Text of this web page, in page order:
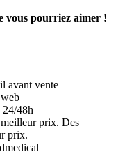
vous pourriez aimer !
avant vente
48h
Des
prix.